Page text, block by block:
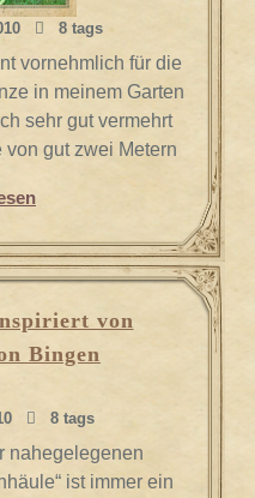
8 tags
vornehmlich für die
in meinem Garten
sehr gut vermehrt
gut zwei Metern
von
Bingen
8 tags
nahegelegenen
ist immer ein